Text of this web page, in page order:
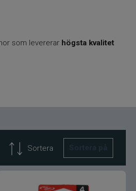
som levererar högsta kvalitet
Sortera